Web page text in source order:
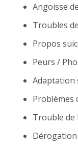
Angoisse
Troubles
Propos
Peurs /
Adaptation
Problèmes
Trouble de